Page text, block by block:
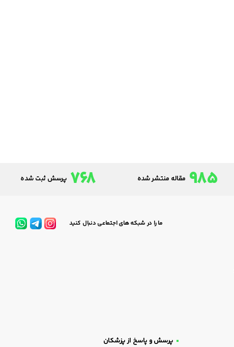
985 مقاله منتشر شده 768 پرسش ثبت شده
ما را در شبکه های اجتماعی دنبال کنید
پرسش و پاسخ از پزشکان